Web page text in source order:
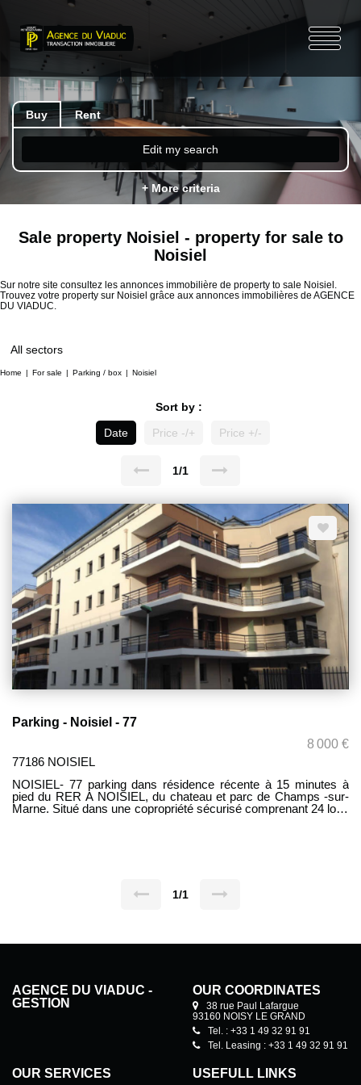
Buy Rent
Edit my search
+ More criteria
Sale property Noisiel - property for sale to
Noisiel
Sur notre site consultez les annonces immobilière de property to sale Noisiel.
Trouvez votre property sur Noisiel grâce aux annonces immobilières de AGENCE
DU VIADUC.
All sectors
Home For sale Parking / box Noisiel
Sort by :
Date
Price -/+ Price +/-
1/1
Parking - Noisiel - 77
8 000 €
77186 NOISIEL
NOISIEL- 77 parking dans résidence récente à 15 minutes à
pied du RER A NOISIEL, du chateau et parc de Champs -sur-
Marne. Situé dans une copropriété sécurisé comprenant 24 lots.
1/1
AGENCE DU VIADUC -
GESTION
OUR COORDINATES
38 rue Paul Lafargue
93160 NOISY LE GRAND
Tel. : +33 1 49 32 91 91
Tel. Leasing : +33 1 49 32 91 91
OUR SERVICES USEFULL LINKS